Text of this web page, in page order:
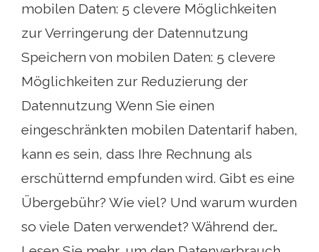
mobilen Daten: 5 clevere Möglichkeiten
zur Verringerung der Datennutzung
Speichern von mobilen Daten: 5 clevere
Möglichkeiten zur Reduzierung der
Datennutzung Wenn Sie einen
eingeschränkten mobilen Datentarif haben,
kann es sein, dass Ihre Rechnung als
erschütternd empfunden wird. Gibt es eine
Übergebühr? Wie viel? Und warum wurden
so viele Daten verwendet? Während der…